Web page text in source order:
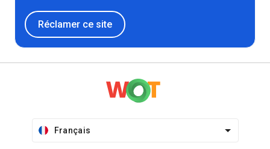
Réclamer ce site
Français